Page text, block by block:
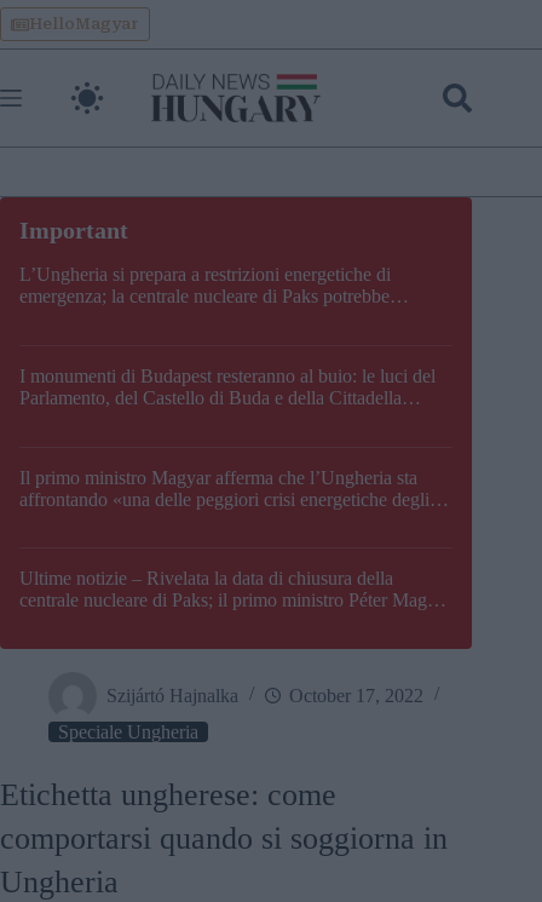
Skip
to
content
HelloMagyar
L’Ungheria si prepara a restrizioni energetiche di
emergenza; la centrale nucleare di Paks potrebbe
I monumenti di Budapest resteranno al buio: le luci del
Parlamento, del Castello di Buda e della Cittadella
Il primo ministro Magyar afferma che l’Ungheria sta
affrontando «una delle peggiori crisi energetiche degli
Ultime notizie – Rivelata la data di chiusura della
centrale nucleare di Paks; il primo ministro Péter Magyar
Szijártó Hajnalka
October 17, 2022
Speciale Ungheria
Etichetta ungherese: come
comportarsi quando si soggiorna in
Ungheria